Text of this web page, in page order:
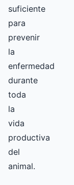
suficiente
para
prevenir
la
enfermedad
durante
toda
la
vida
productiva
del
animal.